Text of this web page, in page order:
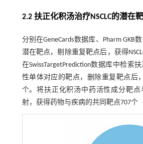
2.2 扶正化积汤治疗NSCLC的潜在
分别在GeneCards数据库、Pharm GKB
潜在靶点，剔除重复靶点后，获得
在SwissTargetPrediction数据库中检索
性单体对应的靶点，删除重复靶点后
个。将扶正化积汤中药活性成分靶点
射，获得药物与疾病的共同靶点707个